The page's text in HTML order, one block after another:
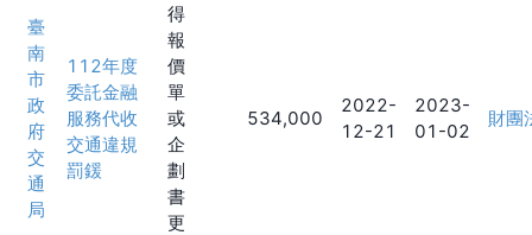
臺
南
市
政
府
交
通
局
112年度
委託金融
服務代收
交通違規
罰鍰
得
報
價
單
或
企
劃
書
更
534,000
2022-
12-21
2023-
01-02
財團